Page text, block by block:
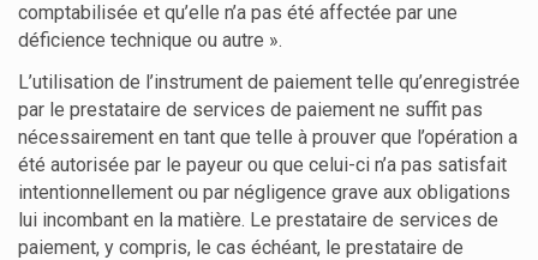
comptabilisée et qu’elle n’a pas été affectée par une
déficience technique ou autre ».
L’utilisation de l’instrument de paiement telle qu’enregistrée
par le prestataire de services de paiement ne suffit pas
nécessairement en tant que telle à prouver que l’opération a
été autorisée par le payeur ou que celui-ci n’a pas satisfait
intentionnellement ou par négligence grave aux obligations
lui incombant en la matière. Le prestataire de services de
paiement, y compris, le cas échéant, le prestataire de